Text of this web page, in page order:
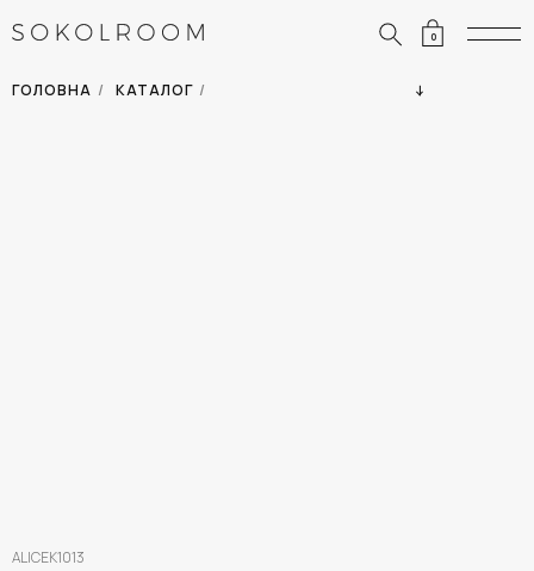
0
ГОЛОВНА / КАТАЛОГ /
ALICEK1013